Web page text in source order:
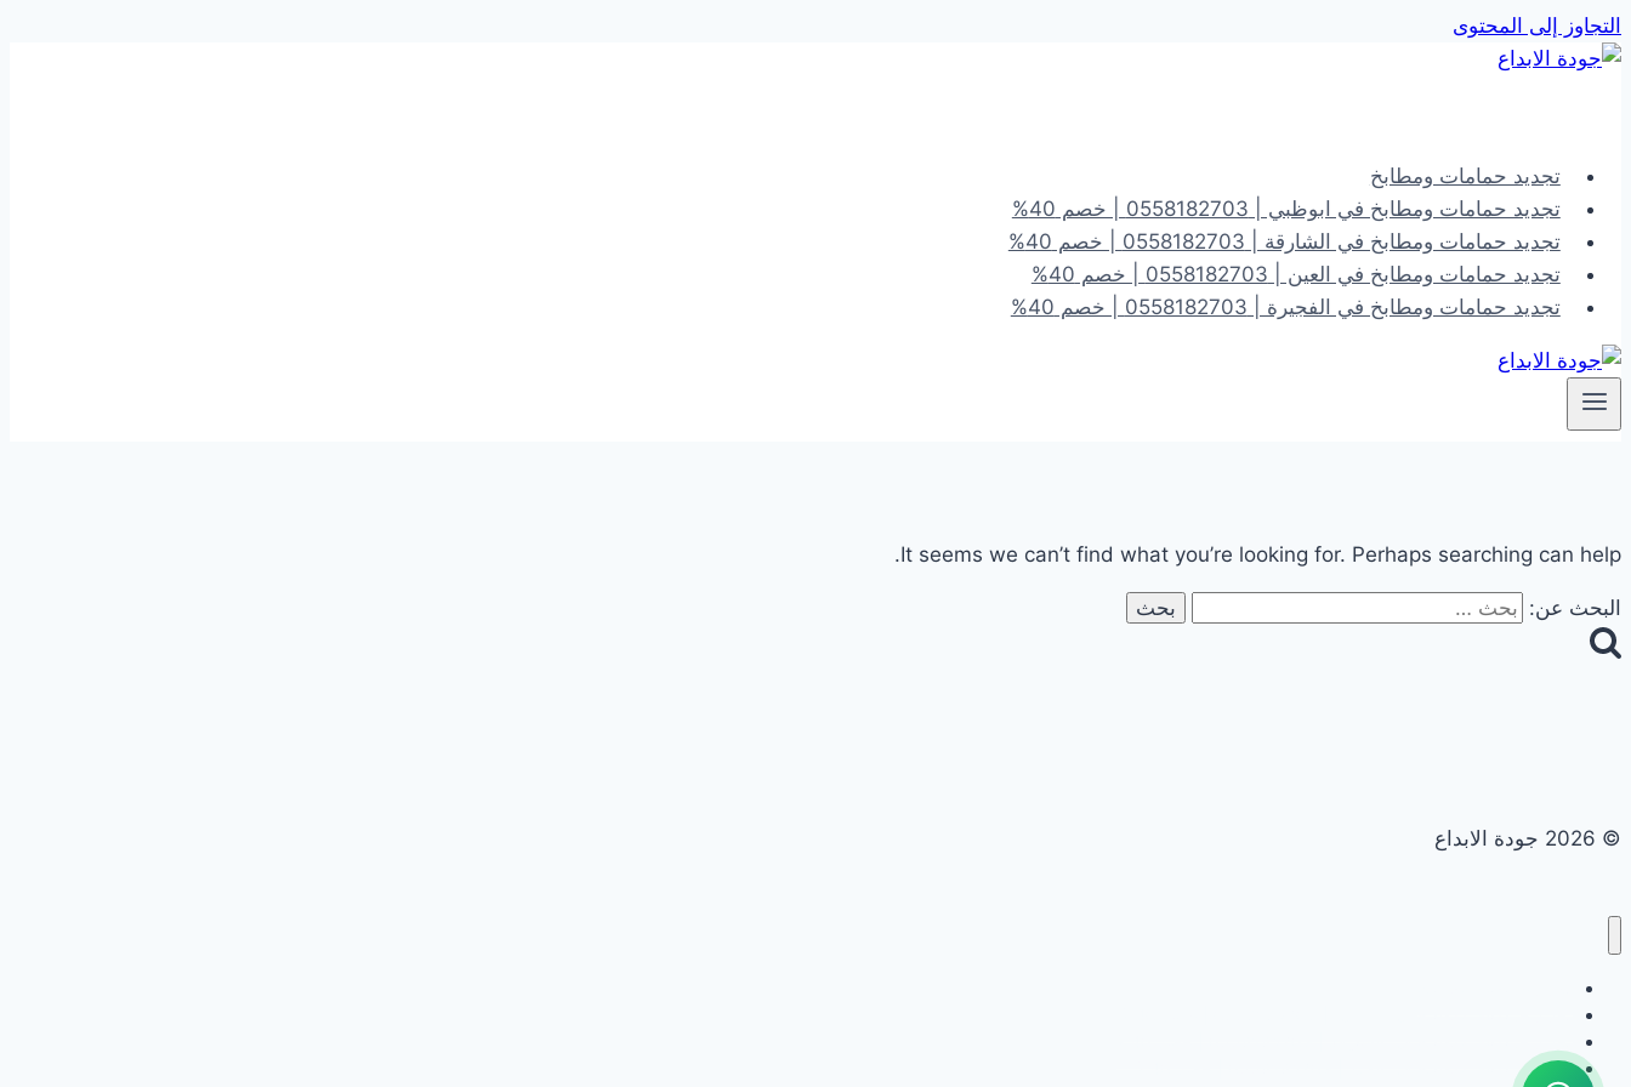
التجاوز إلى المحتوى
تجديد حمامات ومطابخ
تجديد حمامات ومطابخ في ابوظبي | 0558182703 | خصم 40%
تجديد حمامات ومطابخ في الشارقة | 0558182703 | خصم 40%
تجديد حمامات ومطابخ في العين | 0558182703 | خصم 40%
تجديد حمامات ومطابخ في الفجيرة | 0558182703 | خصم 40%
It seems we can’t find what you’re looking for. Perhaps searching can help.
البحث عن:
© 2026 جودة الابداع
تجديد حمامات ومطابخ في العين | 0558182703 | خصم 40%